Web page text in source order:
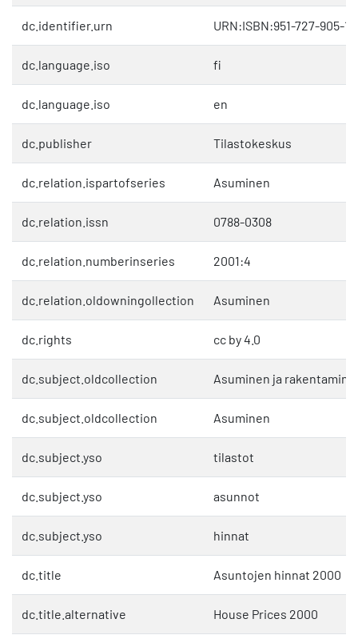
dc.identifier.urn URN:ISBN:951-727-905-1
dc.language.iso fi
dc.language.iso en
dc.publisher Tilastokeskus
dc.relation.ispartofseries Asuminen
dc.relation.issn 0788-0308
dc.relation.numberinseries 2001:4
dc.relation.oldowningollection Asuminen
dc.rights cc by 4.0
dc.subject.oldcollection Asuminen ja
dc.subject.oldcollection Asuminen
dc.subject.yso tilastot
dc.subject.yso asunnot
dc.subject.yso hinnat
dc.title Asuntojen hinnat 2000
dc.title.alternative House Prices 2000